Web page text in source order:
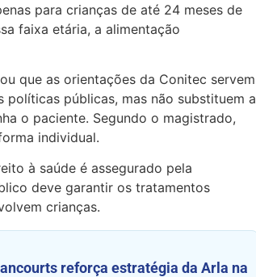
para crianças de até 24 meses de
faixa etária, a alimentação
que as orientações da Conitec servem
públicas, mas não substituem a
o paciente. Segundo o magistrado,
individual.
à saúde é assegurado pela
deve garantir os tratamentos
crianças.
reforça estratégia da Arla na